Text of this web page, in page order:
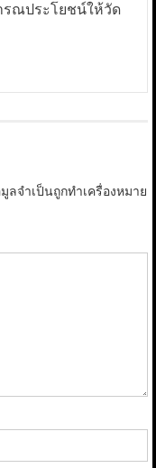
รณประโยชน์ให้วัด
ลจำเป็นถูกทำเครื่องหมาย